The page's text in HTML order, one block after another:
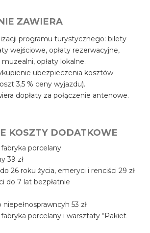
ZAWIERA
programu turystycznego: bilety
wejściowe, opłaty rezerwacyjne,
opłaty lokalne.
ubezpieczenia kosztów
3,5 % ceny wyjazdu).
dopłaty za połączenie antenowe.
KOSZTY DODATKOWE
porcelany:
39 zł
26 roku życia, emeryci i renciści 29 zł
do 7 lat bezpłatnie
53 zł
porcelany i warsztaty “Pakiet